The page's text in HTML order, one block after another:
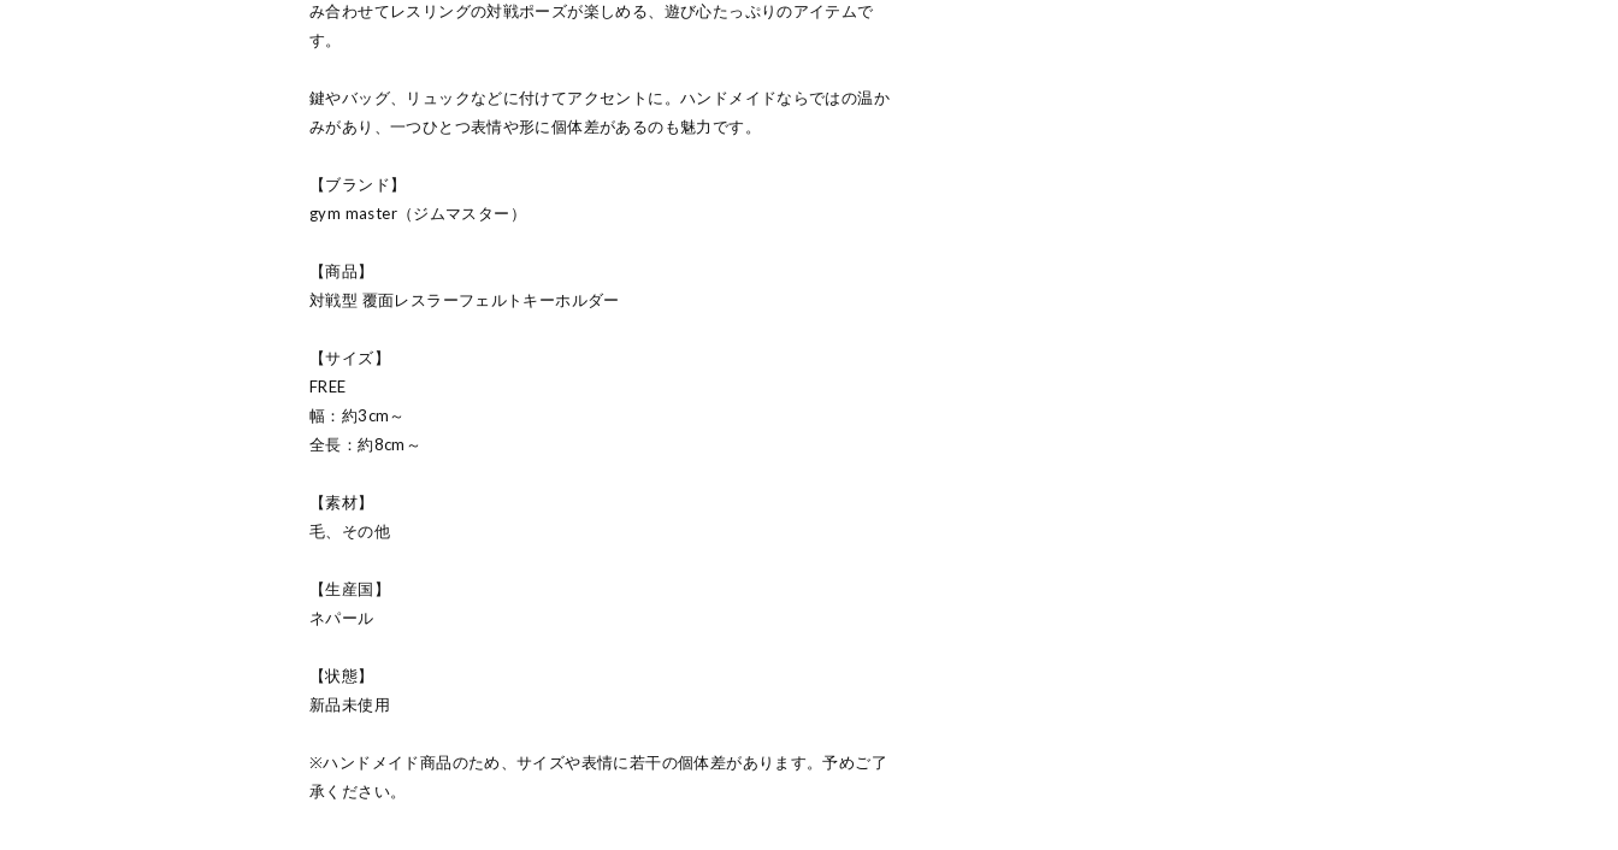
み合わせてレスリングの対戦ポーズが楽しめる、遊び心たっぷりのアイテムで
す。
鍵やバッグ、リュックなどに付けてアクセントに。ハンドメイドならではの温か
みがあり、一つひとつ表情や形に個体差があるのも魅力です。
【ブランド】
gym master（ジムマスター）
【商品】
対戦型 覆面レスラーフェルトキーホルダー
【サイズ】
FREE
幅：約3cm～
全長：約8cm～
【素材】
毛、その他
【生産国】
ネパール
【状態】
新品未使用
※ハンドメイド商品のため、サイズや表情に若干の個体差があります。予めご了
承ください。